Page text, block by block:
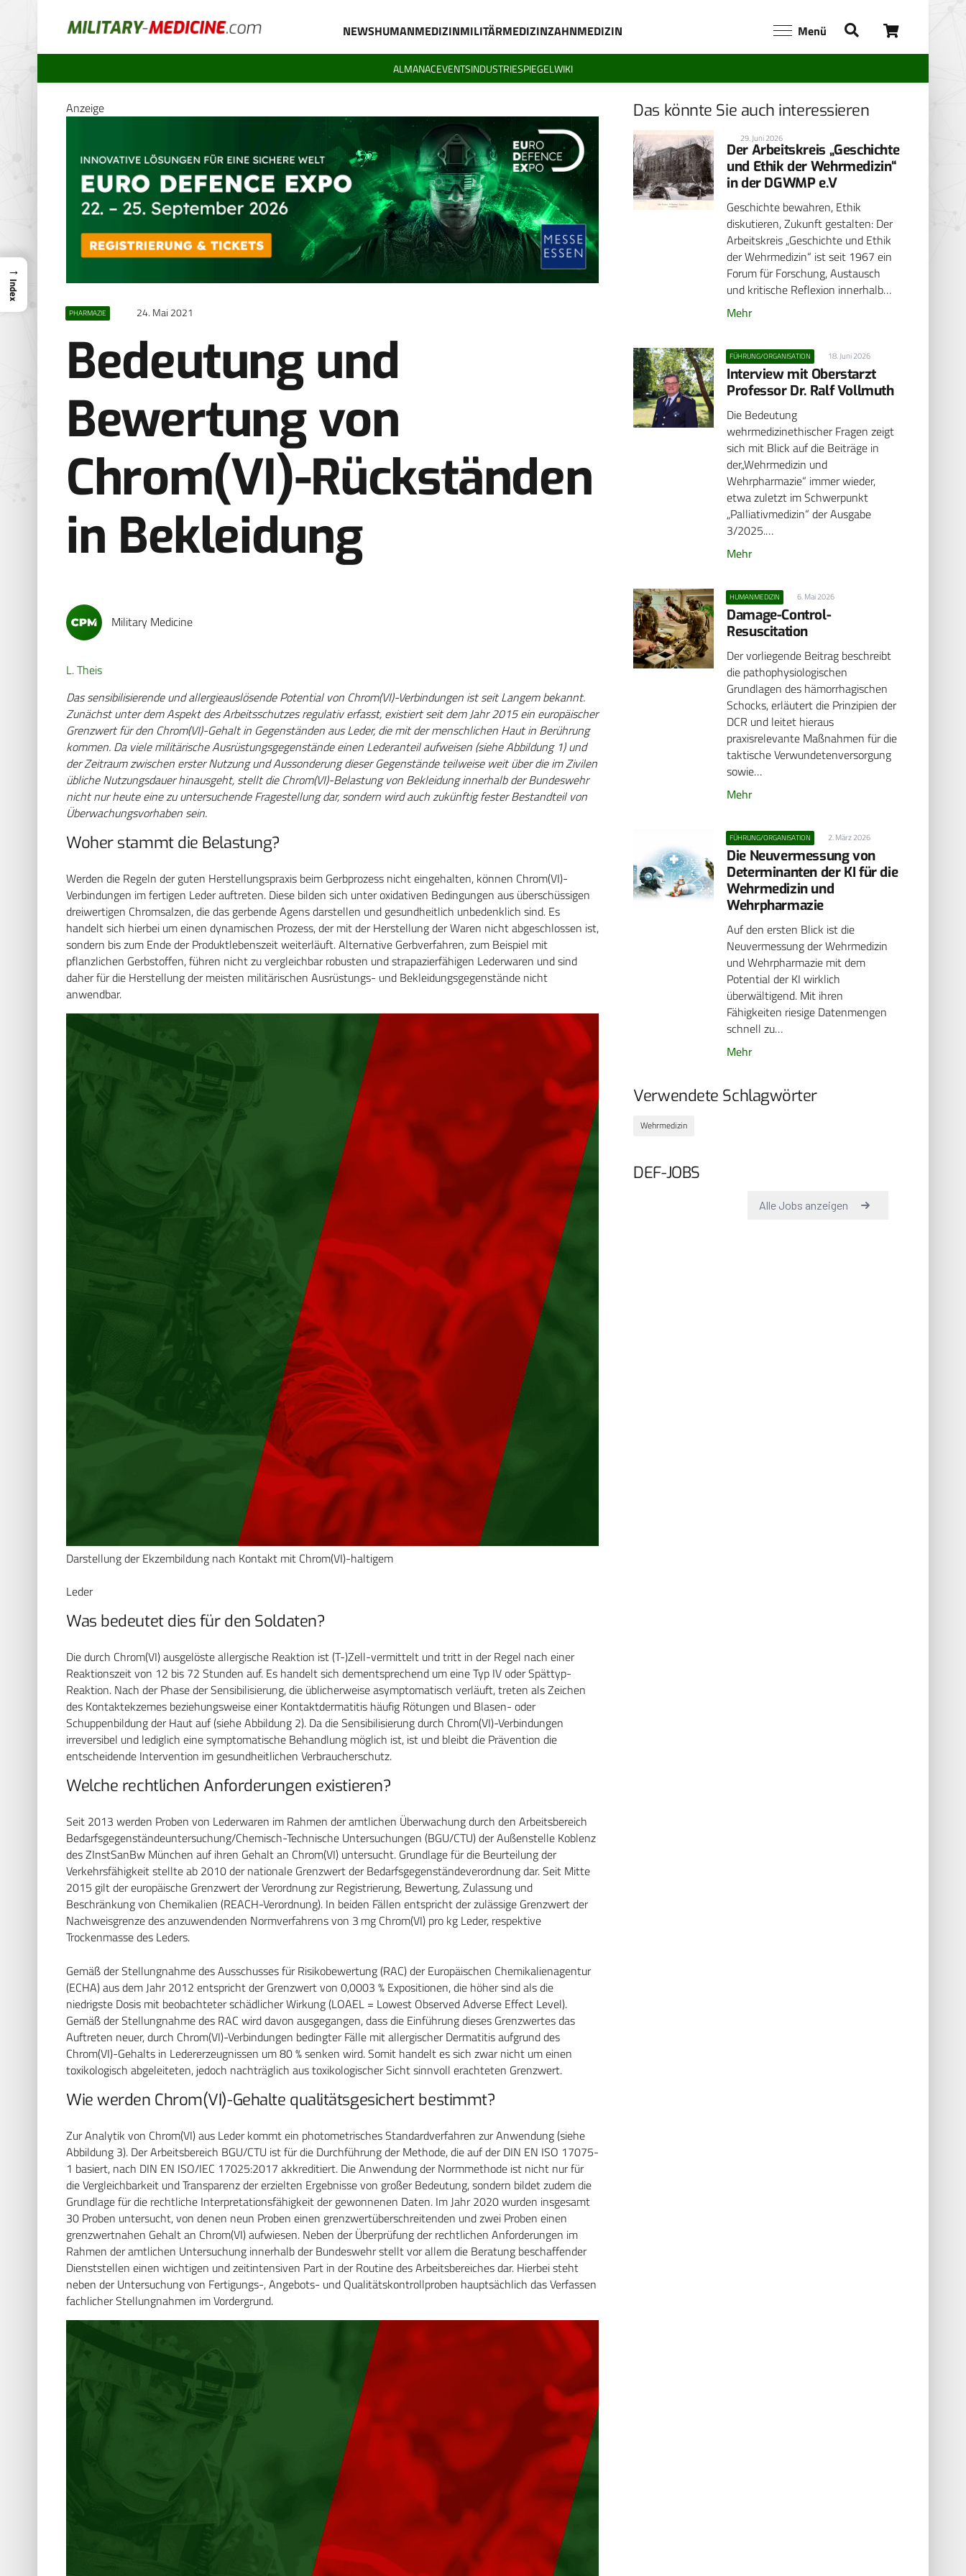
NEWSHUMANMEDIZINMILITÄRMEDIZINZAHNMEDIZIN Menü
ALMANACEVENTSINDUSTRIESPIEGELWIKI
Anzeige
PHARMAZIE 24. Mai 2021
Bedeutung und
Bewertung von
Chrom(VI)-Rückständen
in Bekleidung
Military Medicine
L. Theis
Das sensibilisierende und allergieauslösende Potential von Chrom(VI)-Verbindungen ist seit Langem bekannt.
Zunächst unter dem Aspekt des Arbeitsschutzes regulativ erfasst, existiert seit dem Jahr 2015 ein europäischer
Grenzwert für den Chrom(VI)-Gehalt in Gegenständen aus Leder, die mit der menschlichen Haut in Berührung
kommen. Da viele militärische Ausrüstungsgegenstände einen Lederanteil aufweisen (siehe Abbildung 1) und
der Zeitraum zwischen erster Nutzung und Aussonderung dieser Gegenstände teilweise weit über die im Zivilen
übliche ­Nutzungsdauer hinausgeht, stellt die Chrom(VI)-Belastung von Bekleidung innerhalb der Bundeswehr
nicht nur heute eine zu untersuchende Fragestellung dar, sondern wird auch zukünftig fester Bestandteil von
Überwachungsvorhaben sein.
Woher stammt die Belastung?
Werden die Regeln der guten Herstellungspraxis beim Gerbprozess nicht eingehalten, können Chrom(VI)-
Verbindungen im fertigen Leder auftreten. Diese bilden sich unter oxidativen Bedingungen aus überschüssigen
dreiwertigen Chromsalzen, die das gerbende Agens darstellen und gesundheitlich unbedenklich sind. Es
handelt sich hierbei um einen dynamischen Prozess, der mit der Herstellung der Waren nicht abgeschlossen ist,
sondern bis zum Ende der Produktlebenszeit weiterläuft. Alternative Gerbverfahren, zum Beispiel mit
pflanzlichen Gerbstoffen, führen nicht zu vergleichbar robusten und strapazierfähigen Lederwaren und sind
daher für die Herstellung der meisten militärischen Ausrüstungs- und Bekleidungsgegenstände nicht
anwendbar.
Darstellung der Ekzembildung nach Kontakt mit Chrom(VI)-haltigem
Leder
Was bedeutet dies für den Soldaten?
Die durch Chrom(VI) ausgelöste allergische Reaktion ist (T-)Zell-vermittelt und tritt in der Regel nach einer
Reaktionszeit von 12 bis 72 Stunden auf. Es handelt sich dementsprechend um eine Typ IV oder Spättyp-
Reaktion. Nach der Phase der Sensibilisierung, die üblicherweise asymptomatisch verläuft, treten als Zeichen
des Kontaktekzemes beziehungsweise einer Kontaktdermatitis häufig Rötungen und Blasen- oder
Schuppenbildung der Haut auf (siehe Abbildung 2). Da die Sensibilisierung durch Chrom(VI)-Verbindungen
irreversibel und lediglich eine symptomatische Behandlung möglich ist, ist und bleibt die Prävention die
entscheidende Intervention im gesundheitlichen Verbraucherschutz.
Welche rechtlichen Anforderungen existieren?
Seit 2013 werden Proben von Lederwaren im Rahmen der amtlichen Überwachung durch den Arbeitsbereich
Bedarfsgegenständeuntersuchung/Chemisch-Technische Untersuchungen (BGU/CTU) der Außenstelle Koblenz
des ZInstSanBw München auf ihren Gehalt an Chrom(VI) untersucht. Grundlage für die Beurteilung der
Verkehrsfähigkeit stellte ab 2010 der nationale Grenzwert der Bedarfsgegenständeverordnung dar. Seit Mitte
2015 gilt der europäische Grenzwert der Verordnung zur Registrierung, Bewertung, Zulassung und
Beschränkung von Chemikalien (REACH-Verordnung). In beiden Fällen entspricht der zulässige Grenzwert der
Nachweisgrenze des anzuwendenden Normverfahrens von 3 mg Chrom(VI) pro kg Leder, respektive
Trockenmasse des Leders.
Gemäß der Stellungnahme des Ausschusses für Risikobewertung (RAC) der Europäischen Chemikalienagentur
(ECHA) aus dem Jahr 2012 entspricht der Grenzwert von 0,0003 % Expositionen, die höher sind als die
niedrigste Dosis mit beobachteter schädlicher Wirkung (LOAEL = Lowest Observed Adverse Effect Level).
Gemäß der Stellungnahme des RAC wird davon ausgegangen, dass die Einführung dieses Grenzwertes das
Auftreten neuer, durch Chrom(VI)-Verbindungen bedingter Fälle mit allergischer Dermatitis aufgrund des
Chrom(VI)-Gehalts in Ledererzeugnissen um 80 % senken wird. Somit handelt es sich zwar nicht um einen
toxikologisch abgeleiteten, jedoch nachträglich aus toxikologischer Sicht sinnvoll erachteten Grenzwert.
Wie werden Chrom(VI)-Gehalte qualitätsgesichert bestimmt?
Zur Analytik von Chrom(VI) aus Leder kommt ein photometrisches Standardverfahren zur Anwendung (siehe
Abbildung 3). Der Arbeitsbereich BGU/CTU ist für die Durchführung der Methode, die auf der DIN EN ISO 17075-
1 basiert, nach DIN EN ISO/IEC 17025:2017 akkreditiert. Die Anwendung der Normmethode ist nicht nur für
die Vergleichbarkeit und Transparenz der erzielten Ergebnisse von großer Bedeutung, sondern bildet zudem die
Grundlage für die rechtliche Interpretationsfähigkeit der gewonnenen Daten. Im Jahr 2020 wurden insgesamt
30 Proben untersucht, von denen neun Proben einen grenzwertüberschreitenden und zwei Proben einen
grenzwertnahen Gehalt an Chrom(VI) aufwiesen. Neben der Überprüfung der rechtlichen Anforderungen im
Rahmen der amtlichen Untersuchung innerhalb der Bundeswehr stellt vor allem die Beratung beschaffender
Dienststellen einen wichtigen und zeitintensiven Part in der Routine des Arbeitsbereiches dar. Hierbei steht
neben der Untersuchung von Fertigungs-, Angebots- und Qualitätskontrollproben haupt­sächlich das Verfassen
fachlicher Stellungnahmen im Vordergrund.
Das könnte Sie auch interessieren
29. Juni 2026
Der Arbeitskreis „Geschichte
und Ethik der Wehrmedizin“
in der DGWMP e.V
Geschichte bewahren, Ethik
diskutieren, Zukunft gestalten: Der
Arbeitskreis „Geschichte und Ethik
der Wehrmedizin“ ist seit 1967 ein
Forum für Forschung, Austausch
und kritische Reflexion innerhalb…
Mehr
FÜHRUNG/ORGANISATION 18. Juni 2026
Interview mit Oberstarzt
Professor Dr. Ralf Vollmuth
Die Bedeutung
wehrmedizinethischer Fragen zeigt
sich mit Blick auf die Beiträge in
der„Wehrmedizin und
Wehrpharmazie“ immer wieder,
etwa zuletzt im Schwerpunkt
„Palliativmedizin“ der Ausgabe
3/2025.…
Mehr
HUMANMEDIZIN 6. Mai 2026
Damage-Control-
Resuscitation
Der vorliegende Beitrag beschreibt
die pathophysiologischen
Grundlagen des hämorrhagischen
Schocks, erläutert die Prinzipien der
DCR und leitet hieraus
praxisrelevante Maßnahmen für die
taktische Verwundetenversorgung
sowie…
Mehr
FÜHRUNG/ORGANISATION 2. März 2026
Die Neuvermessung von
Determinanten der KI für die
Wehrmedizin und
Wehrpharmazie
Auf den ersten Blick ist die
Neuvermessung der Wehrmedizin
und Wehrpharmazie mit dem
Potential der KI wirklich
überwältigend. Mit ihren
Fähigkeiten riesige Datenmengen
schnell zu…
Mehr
Verwendete Schlagwörter
Wehrmedizin
DEF-JOBS
→
Index